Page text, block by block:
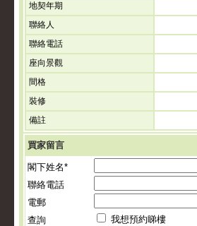
地契年期
聯絡人
聯絡電話
座向景觀
間格
裝修
備註
買家留言
閣下姓名*
聯絡電話
電郵
查詢
我想預約睇樓